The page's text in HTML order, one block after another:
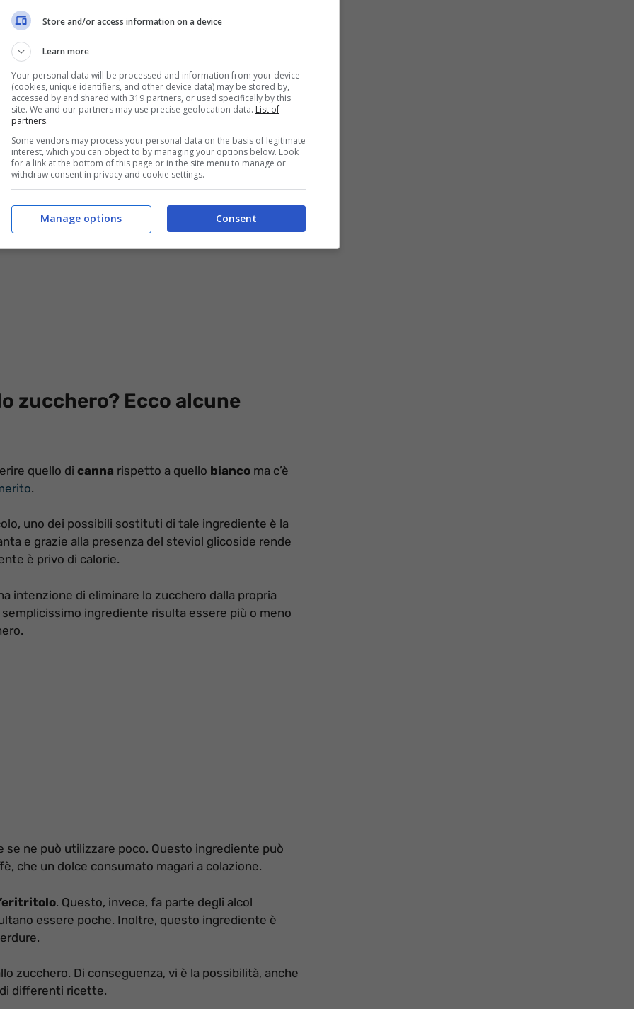
problemi che si possono avere e che sono legati
di sostitutivi per evitare di rinunciare al gusto
oppure perché si ha una patologia che non
addio per sempre al gusto dello zucchero, però, vi
mettere in campo.
zucchero? Ecco alcune
quello di canna rispetto a quello bianco ma c’è
.
uno dei possibili sostituti di tale ingrediente è la
e grazie alla presenza del steviol glicoside rende
è privo di calorie.
intenzione di eliminare lo zucchero dalla propria
ingrediente risulta essere più o meno
ne può utilizzare poco. Questo ingrediente può
che un dolce consumato magari a colazione.
. Questo, invece, fa parte degli alcol
essere poche. Inoltre, questo ingrediente è
zucchero. Di conseguenza, vi è la possibilità, anche
differenti ricette.
Store and/or access information on a device
Learn more
Your personal data will be processed and information from your device
(cookies, unique identifiers, and other device data) may be stored by,
accessed by and shared with 319 partners, or used specifically by this
site. We and our partners may use precise geolocation data. List of
partners.
Some vendors may process your personal data on the basis of legitimate
interest, which you can object to by managing your options below. Look
for a link at the bottom of this page or in the site menu to manage or
withdraw consent in privacy and cookie settings.
Consent
Manage options